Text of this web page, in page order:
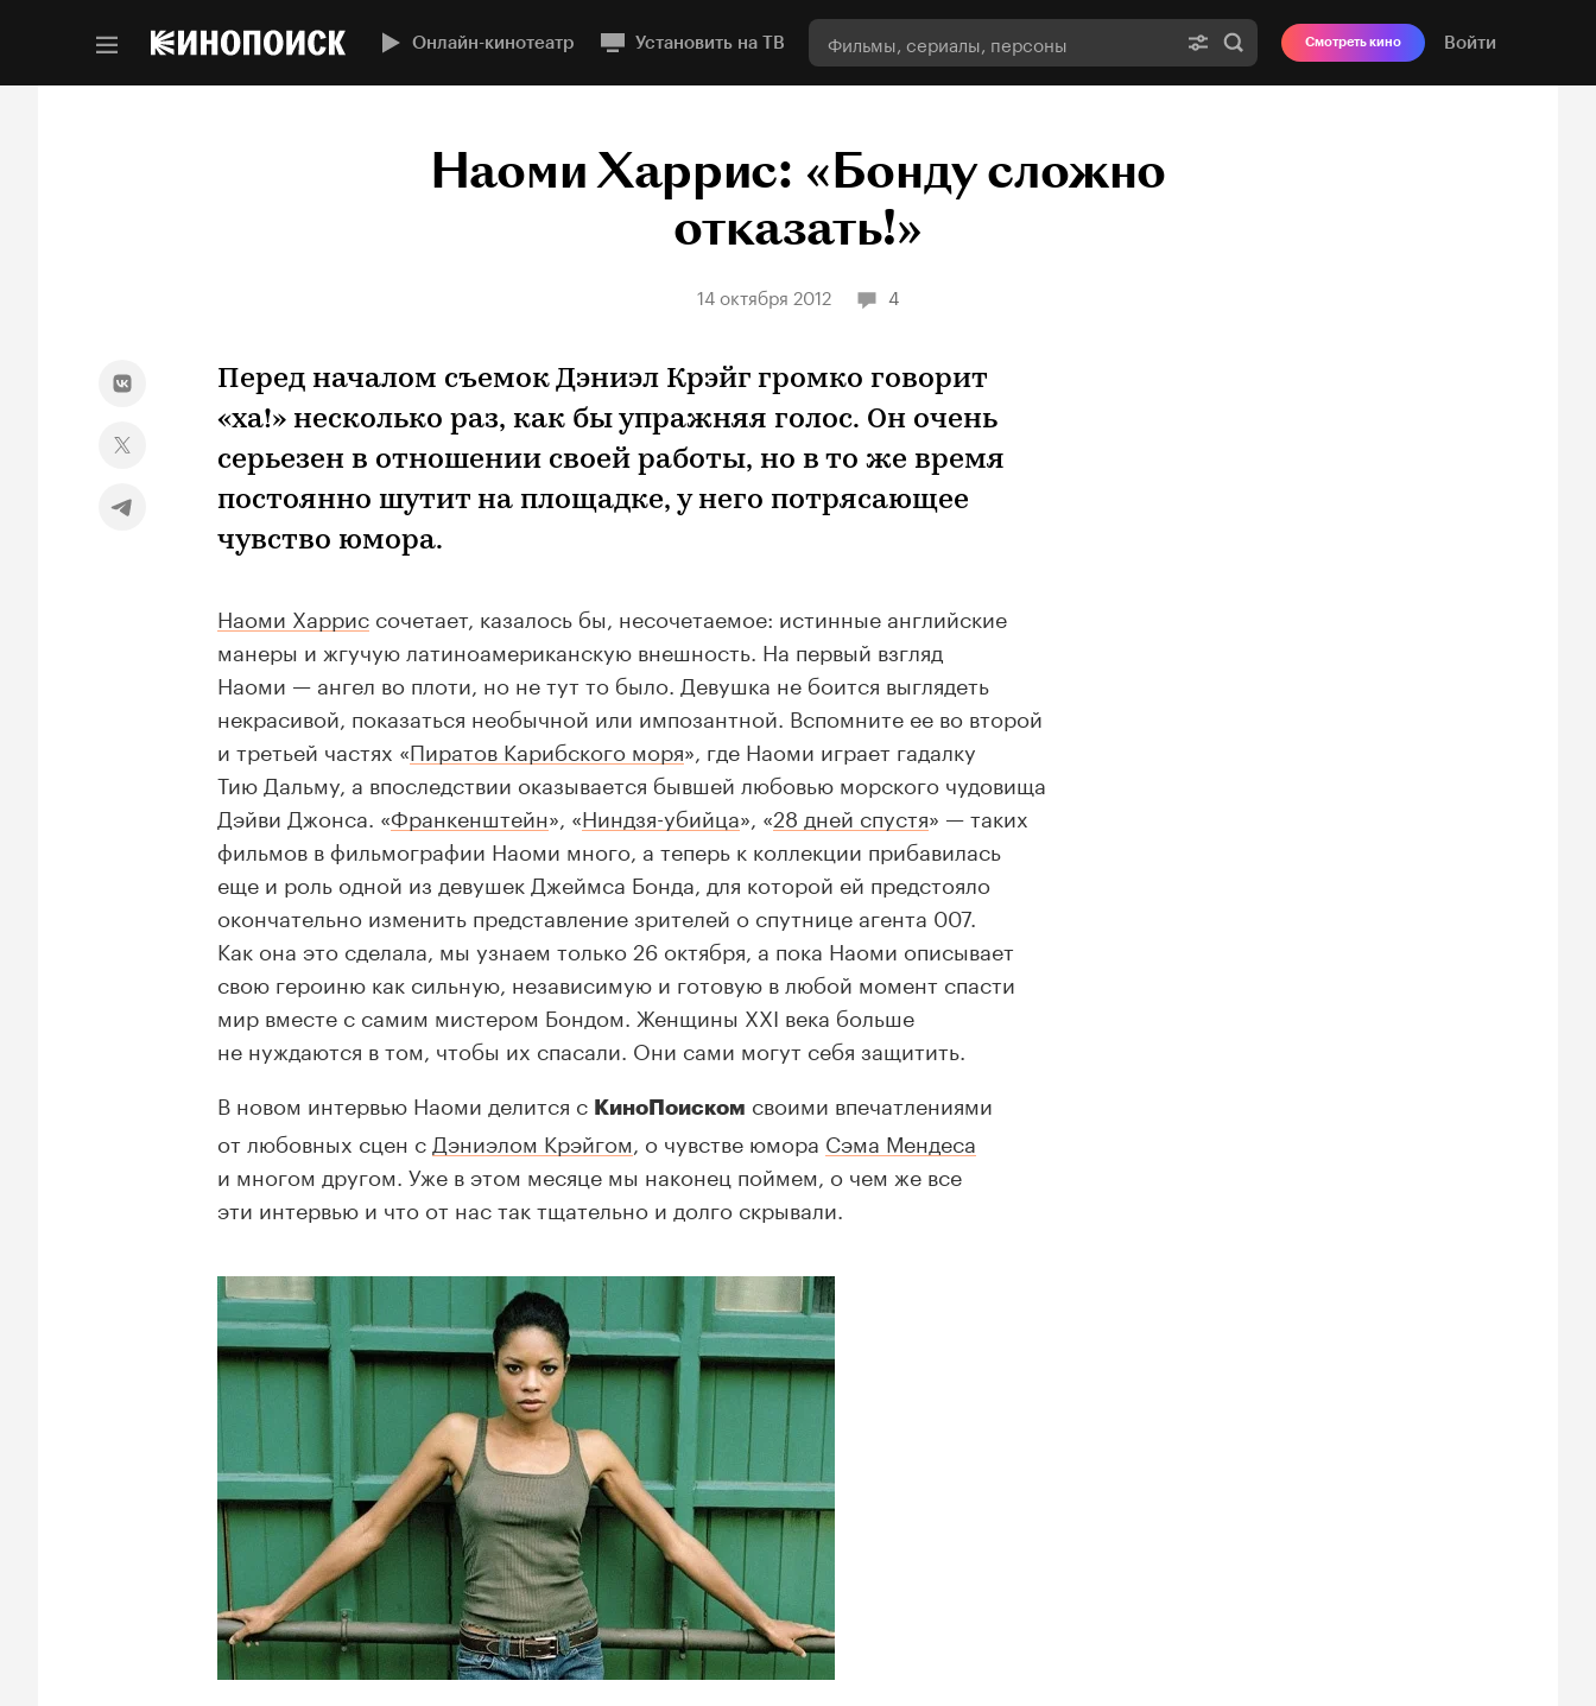
Онлайн-кинотеатр Установить на ТВ Смотреть кино Войти
Наоми Харрис: «Бонду сложно
отказать!»
14 октября 2012 4
Перед началом съемок Дэниэл Крэйг громко говорит
«ха!» несколько раз, как бы упражняя голос. Он очень
серьезен в отношении своей работы, но в то же время
постоянно шутит на площадке, у него потрясающее
чувство юмора.
Наоми Харрис сочетает, казалось бы, несочетаемое: истинные английские
манеры и жгучую латиноамериканскую внешность. На первый взгляд
Наоми — ангел во плоти, но не тут то было. Девушка не боится выглядеть
некрасивой, показаться необычной или импозантной. Вспомните ее во второй
и третьей частях «Пиратов Карибского моря», где Наоми играет гадалку
Тию Дальму, а впоследствии оказывается бывшей любовью морского чудовища
Дэйви Джонса. «Франкенштейн», «Ниндзя-убийца» , «28 дней спустя» — таких
фильмов в фильмографии Наоми много, а теперь к коллекции прибавилась
еще и роль одной из девушек Джеймса Бонда, для которой ей предстояло
окончательно изменить представление зрителей о спутнице агента 007.
Как она это сделала, мы узнаем только 26 октября, а пока Наоми описывает
свою героиню как сильную, независимую и готовую в любой момент спасти
мир вместе с самим мистером Бондом. Женщины XXI века больше
не нуждаются в том, чтобы их спасали. Они сами могут себя защитить.
В новом интервью Наоми делится с КиноПоиском своими впечатлениями
от любовных сцен с Дэниэлом Крэйгом , о чувстве юмора Сэма Мендеса
и многом другом. Уже в этом месяце мы наконец поймем, о чем же все
эти интервью и что от нас так тщательно и долго скрывали.